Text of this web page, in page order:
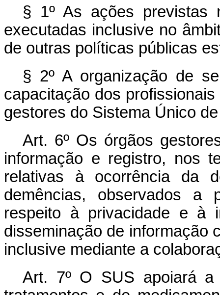
§ 1º As ações
executadas inclusive no
de outras políticas públicas
§ 2º A organização de
capacitação dos
gestores do Sistema Único
Art. 6º Os órgãos
informação e registro, nos
relativas à ocorrência da
demências, observados
respeito à privacidade e à
disseminação de informação
inclusive mediante a
Art. 7º O SUS apoiará a